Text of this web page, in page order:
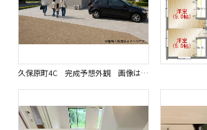
久保原町4C 完成予想外観 画像はイメージです。